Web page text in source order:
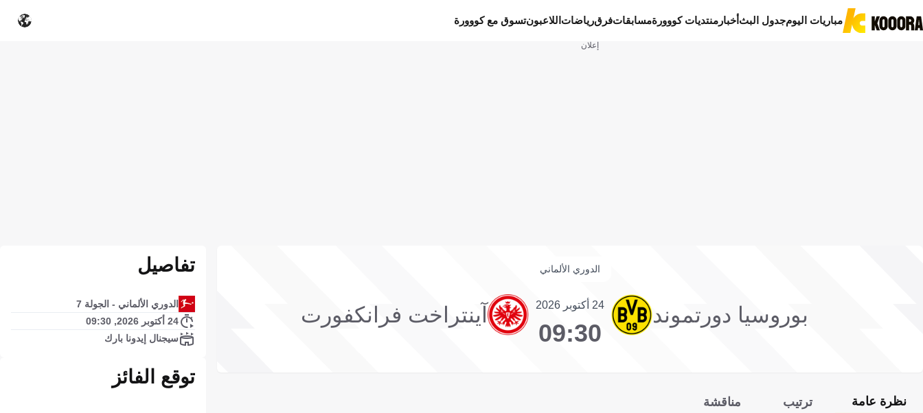
مباريات اليومجدول البثأخبار منتديات كووورةمسابقاتفرقرياضات اللاعبونتسوق مع كووورة
إعلان
الدوري الألماني
بوروسيا دورتموند 24 أكتوبر 2026
09:30
آينتراخت فرانكفورت
نظرة عامة ترتيب مناقشة
تفاصيل
الدوري الألماني - الجولة 7
24 أكتوبر 2026, 09:30
سيجنال إيدونا بارك
توقع الفائز